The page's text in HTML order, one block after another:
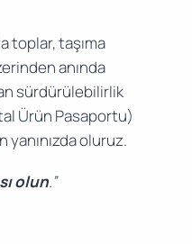
toplar, taşıma
anında
sürdürülebilirlik
Ürün Pasaportu)
yanınızda oluruz.
olun.”